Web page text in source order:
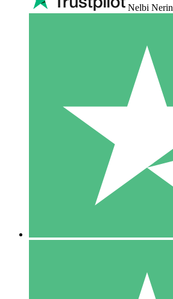
Nelbi Nerin